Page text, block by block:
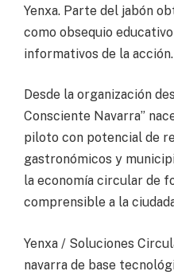
Yenxa. Parte del jabón
como obsequio
informativos de la acción.
Desde la organización
Consciente Navarra”
piloto con potencial de
gastronómicos y
la economía circular de
comprensible a la
Yenxa / Soluciones
navarra de base